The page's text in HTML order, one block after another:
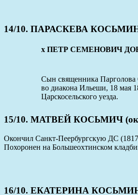
14/10. ПАРАСКЕВА КОСЬМИНА
x ПЕТР СЕМЕНОВИЧ
Сын священника Парголова
во диакона Ильеши, 18 мая
Царскосельского уезда.
15/10. МАТВЕЙ КОСЬМИЧ
Окончил Санкт-Пеербургскую ДС
Похоронен на Большеохтинском
16/10. ЕКАТЕРИНА